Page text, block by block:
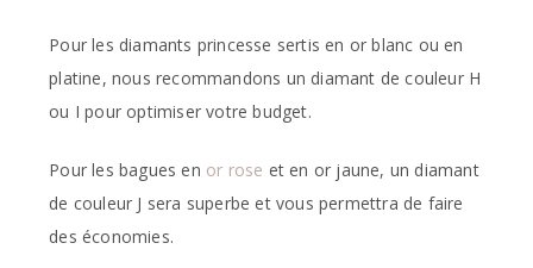
Pour les diamants princesse sertis en or blanc ou en
platine, nous recommandons un diamant de couleur H
ou I pour optimiser votre budget.
Pour les bagues en or rose et en or jaune, un diamant
de couleur J sera superbe et vous permettra de faire
des économies.